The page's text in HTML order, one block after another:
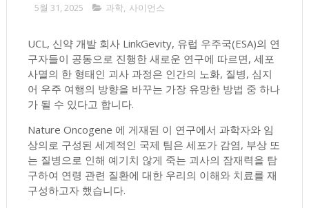
5월 31, 2025 과학, 사이언스
UCL, 신약 개발 회사 LinkGevity, 유럽 우주국(ESA)의 연
구자들이 공동으로 진행한 새로운 연구에 따르면, 세포
사멸의 한 형태인 괴사 과정은 인간의 노화, 질병, 심지
어 우주 여행의 방향을 바꾸는 가장 유망한 방법 중 하나
가 될 수 있다고 합니다.
Nature Oncogene 에 게재된 이 연구에서 과학자와 임
상의로 구성된 세계적인 국제 팀은 세포가 감염, 부상 또
는 질병으로 인해 예기치 않게 죽는 괴사의 잠재력을 탐
구하여 연령 관련 질환에 대한 우리의 이해와 치료를 재
구성하고자 했습니다.